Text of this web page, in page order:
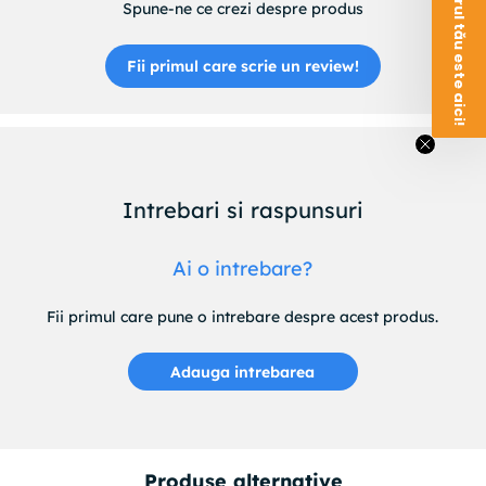
Spune-ne ce crezi despre produs
Fii primul care scrie un review!
Intrebari si raspunsuri
Ai o intrebare?
Fii primul care pune o intrebare despre acest produs.
Adauga intrebarea